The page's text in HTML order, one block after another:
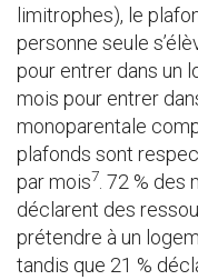
limitrophes), le
personne seule
pour entrer dans un
mois pour entrer
monoparentale
plafonds sont
par mois7 . 72 %
déclarent des
prétendre à un
tandis que 21 %